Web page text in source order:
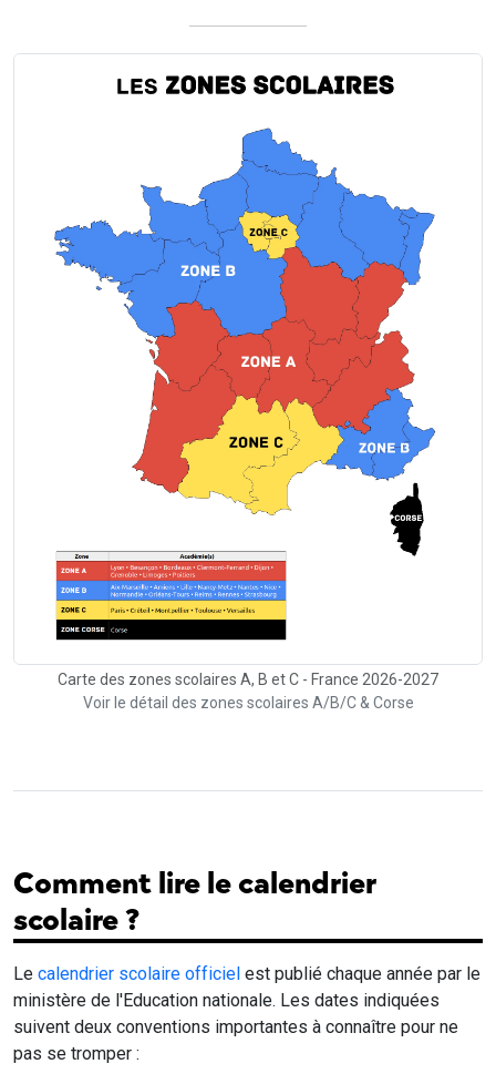
Carte des zones scolaires A, B et C - France 2026-2027
Voir le détail des zones scolaires A/B/C & Corse
Comment lire le calendrier
scolaire ?
Le calendrier scolaire officiel est publié chaque année par le
ministère de l'Education nationale. Les dates indiquées
suivent deux conventions importantes à connaître pour ne
pas se tromper :